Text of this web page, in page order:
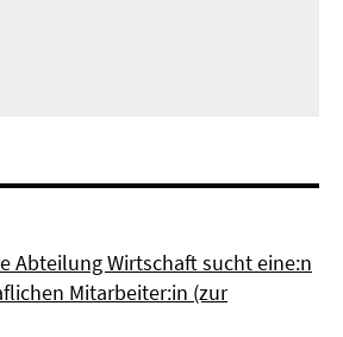
Abteilung Wirtschaft sucht eine:n
Mitarbeiter:in (zur